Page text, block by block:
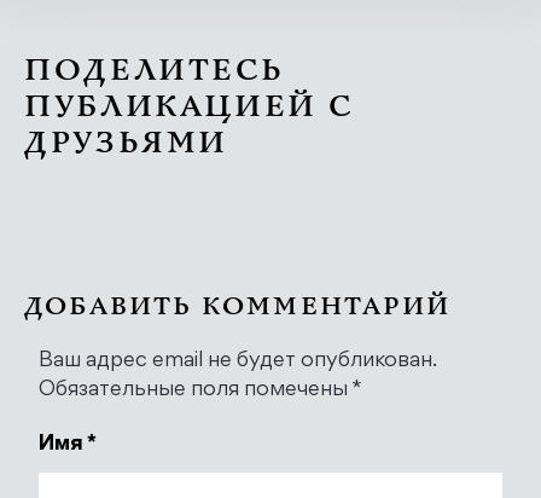
ПОДЕЛИТЕСЬ
ПУБЛИКАЦИЕЙ С
ДРУЗЬЯМИ
ДОБАВИТЬ КОММЕНТАРИЙ
Ваш адрес email не будет опубликован.
Обязательные поля помечены *
Имя *